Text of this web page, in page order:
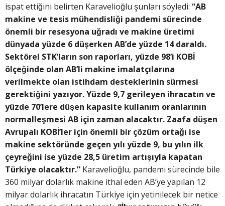
ispat ettiğini belirten Karavelioğlu şunları söyledi: “AB
makine ve tesis mühendisliği pandemi sürecinde
önemli bir resesyona uğradı ve makine üretimi
dünyada yüzde 6 düşerken AB’de yüzde 14 daraldı.
Sektörel STK’ların son raporları, yüzde 98’i KOBİ
ölçeğinde olan AB’li makine imalatçılarına
verilmekte olan istihdam desteklerinin sürmesi
gerektiğini yazıyor. Yüzde 9,7 gerileyen ihracatın ve
yüzde 70’lere düşen kapasite kullanım oranlarının
normalleşmesi AB için zaman alacaktır. Zaafa düşen
Avrupalı KOBİ’ler için önemli bir çözüm ortağı ise
makine sektöründe geçen yılı yüzde 9, bu yılın ilk
çeyreğini ise yüzde 28,5 üretim artışıyla kapatan
Türkiye olacaktır.” Karavelioğlu, pandemi sürecinde bile
360 milyar dolarlık makine ithal eden AB’ye yapılan 12
milyar dolarlık ihracatın Türkiye için yetinilecek bir netice